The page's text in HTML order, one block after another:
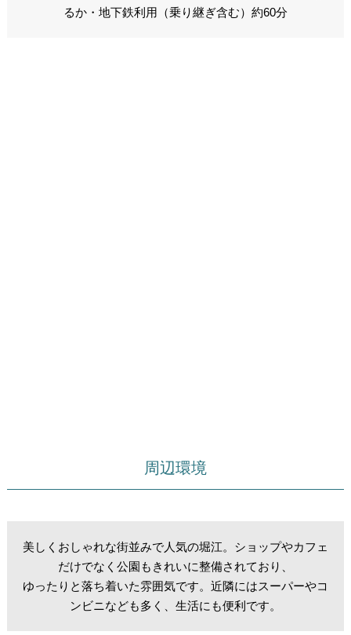
るか・地下鉄利用（乗り継ぎ含む）約60分
周辺環境
美しくおしゃれな街並みで人気の堀江。ショップやカフェ
だけでなく公園もきれいに整備されており、
ゆったりと落ち着いた雰囲気です。近隣にはスーパーやコ
ンビニなども多く、生活にも便利です。